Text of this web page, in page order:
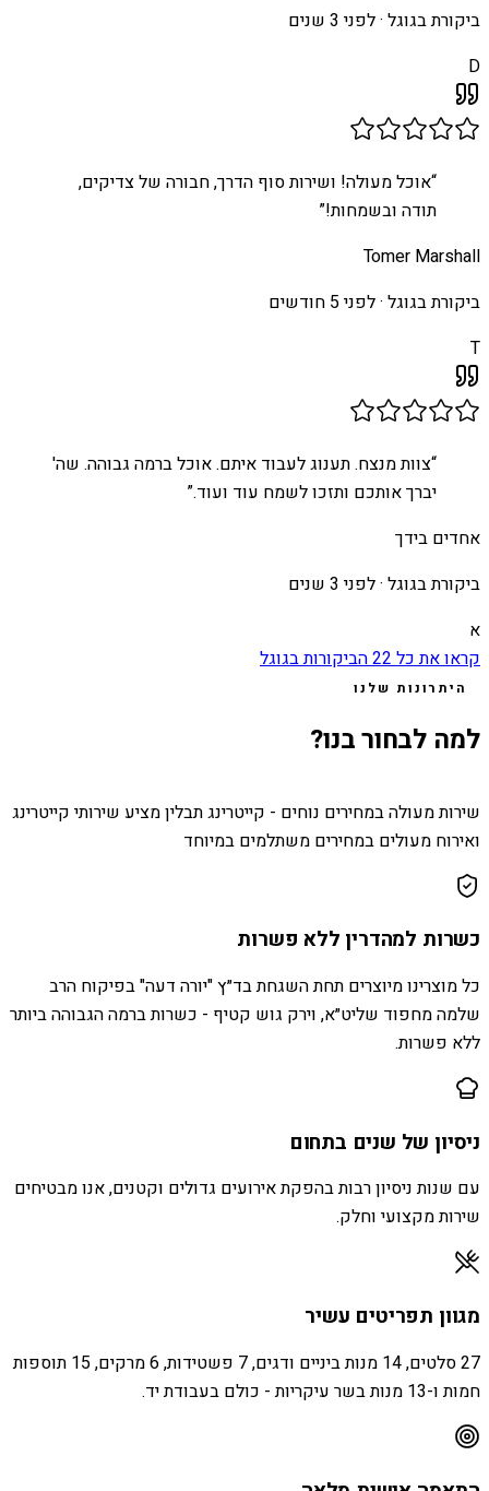
ביקורת בגוגל ·לפני 3 שנים
D
“אוכל מעולה! ושירות סוף הדרך, חבורה של צדיקים,
תודה ובשמחות!”
Tomer Marshall
ביקורת בגוגל ·לפני 5 חודשים
T
“צוות מנצח. תענוג לעבוד איתם. אוכל ברמה גבוהה. שה'
יברך אותכם ותזכו לשמח עוד ועוד.”
אחדים בידך
ביקורת בגוגל ·לפני 3 שנים
א
קראו את כל 22הביקורות בגוגל
היתרונות שלנו
למה לבחור בנו?
שירות מעולה במחירים נוחים - קייטרינג תבלין מציע שירותי קייטרינג
ואירוח מעולים במחירים משתלמים במיוחד
כשרות למהדרין ללא פשרות
כל מוצרינו מיוצרים תחת השגחת בד״ץ "יורה דעה" בפיקוח הרב
שלמה מחפוד שליט״א, וירק גוש קטיף - כשרות ברמה הגבוהה ביותר
ללא פשרות.
ניסיון של שנים בתחום
עם שנות ניסיון רבות בהפקת אירועים גדולים וקטנים, אנו מבטיחים
שירות מקצועי וחלק.
מגוון תפריטים עשיר
27 סלטים, 14 מנות ביניים ודגים, 7 פשטידות, 6 מרקים, 15 תוספות
חמות ו-13 מנות בשר עיקריות - כולם בעבודת יד.